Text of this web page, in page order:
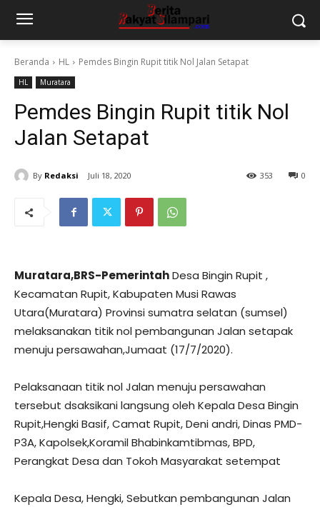
Beranda HL Pemdes Bingin Rupit titik Nol Jalan Setapat
HL Muratara
Pemdes Bingin Rupit titik Nol
Jalan Setapat
By Redaksi Juli 18, 2020 0
353
Muratara,BRS-PemerintahDesa Bingin Rupit ,
Kecamatan Rupit, Kabupaten Musi Rawas
Utara(Muratara) Provinsi sumatra selatan (sumsel)
melaksanakan titik nol pembangunan Jalan setapak
menuju persawahan,Jumaat (17/7/2020).
Pelaksanaan titik nol Jalan menuju persawahan
tersebut dsaksikani langsung oleh Kepala Desa Bingin
Rupit,Hengki Basif, Camat Rupit, Deni andri, Dinas PMD-
P3A, Kapolsek,Koramil Bhabinkamtibmas, BPD,
Perangkat Desa dan Tokoh Masyarakat setempat
Kepala Desa, Hengki, Sebutkan pembangunan Jalan